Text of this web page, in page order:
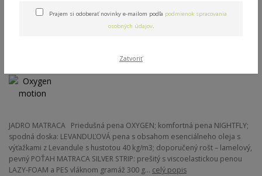
Novinka Doprava ZADARMO
JADRO MATRACA Priedušná pena OXYGEN; komfortná pena NIGHTFLY;
spodná doska: LEVANDUĽOVÁ pena s obsahom esenciálneho oleja s
výťažkami z Levandule s hustotou 40 kg/m3; doporučený rošt – lamelový,
pevný POŤAH MATRACA SILVER STRIP: prešitý s viscoelastickou penou
LAZY-FOAM a PES vláknom gramáž 300 g... celý popis
Prajem si odoberať novinky e-mailom podľa podmienok spracovania
osobných údajov.
Zatvoriť